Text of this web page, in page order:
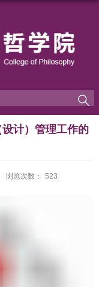
计）管理工作的
浏览次数： 523